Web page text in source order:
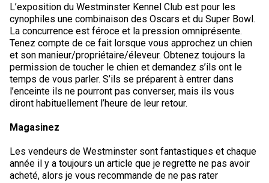
L’exposition du Westminster Kennel Club est pour les
cynophiles une combinaison des Oscars et du Super Bowl.
La concurrence est féroce et la pression omniprésente.
Tenez compte de ce fait lorsque vous approchez un chien
et son manieur/propriétaire/éleveur. Obtenez toujours la
permission de toucher le chien et demandez s’ils ont le
temps de vous parler. S’ils se préparent à entrer dans
l’enceinte ils ne pourront pas converser, mais ils vous
diront habituellement l’heure de leur retour.
Magasinez
Les vendeurs de Westminster sont fantastiques et chaque
année il y a toujours un article que je regrette ne pas avoir
acheté, alors je vous recommande de ne pas rater